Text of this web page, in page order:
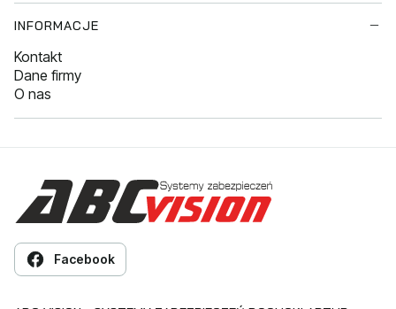
INFORMACJE
Kontakt
Dane firmy
O nas
Facebook